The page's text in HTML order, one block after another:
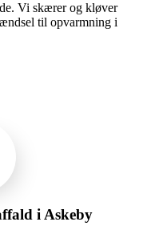
Vi skærer og kløver
til opvarmning i
i Askeby